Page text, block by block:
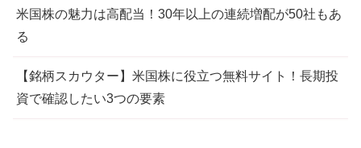
米国株の魅力は高配当！30年以上の連続増配が50社もあ
る
【銘柄スカウター】米国株に役立つ無料サイト！長期投
資で確認したい3つの要素